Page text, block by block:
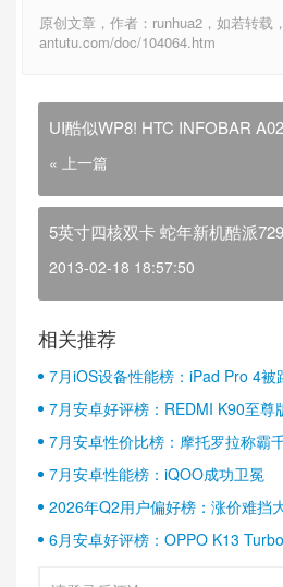
原创文章，作者：runhua2，如若转载
antutu.com/doc/104064.htm
UI酷似WP8! HTC INFOBAR
« 上一篇
5英寸四核双卡 蛇年新机酷派
2013-02-18 18:57:50
相关推荐
7月iOS设备性能榜：iPad Pro 4被
7月安卓好评榜：REDMI K90至尊
半壁江山
7月安卓性价比榜：摩托罗拉称霸
7月安卓性能榜：iQOO成功卫冕
2026年Q2用户偏好榜：涨价难挡
6月安卓好评榜：OPPO K13